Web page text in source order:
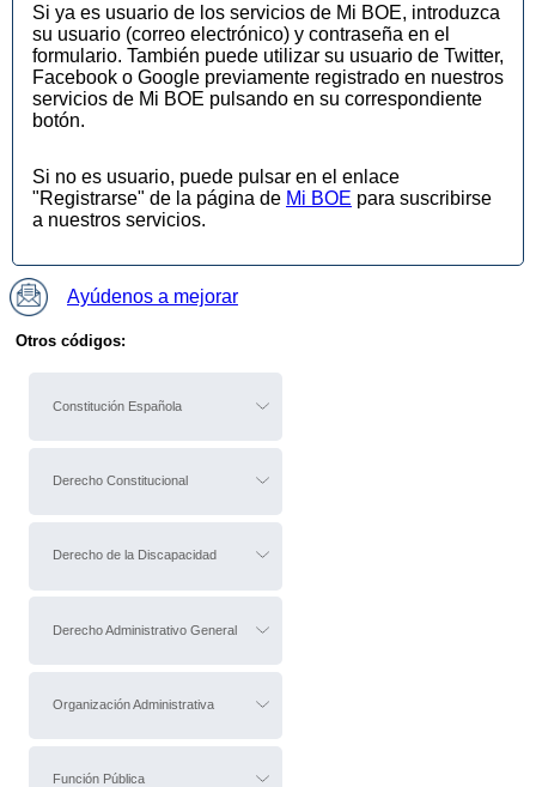
Otros códigos:
Constitución Española
Derecho Constitucional
Derecho de la Discapacidad
Derecho Administrativo General
Organización Administrativa
Función Pública
Si ya es usuario de los servicios de Mi BOE, introduzca
su usuario (correo electrónico) y contraseña en el
formulario. También puede utilizar su usuario de Twitter,
Facebook o Google previamente registrado en nuestros
servicios de Mi BOE pulsando en su correspondiente
botón.
Si no es usuario, puede pulsar en el enlace
"Registrarse" de la página de Mi BOE para suscribirse
a nuestros servicios.
Ayúdenos a mejorar